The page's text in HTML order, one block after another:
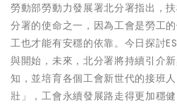
勞動部勞動力發展署北分署指出，
分署的使命之一，因為工會是勞工
工也才能有安穩的依靠。今日探討
與開始，未來，北分署將持續引介
知，並培育各個工會新世代的接班
壯」，工會永續發展路走得更加穩健